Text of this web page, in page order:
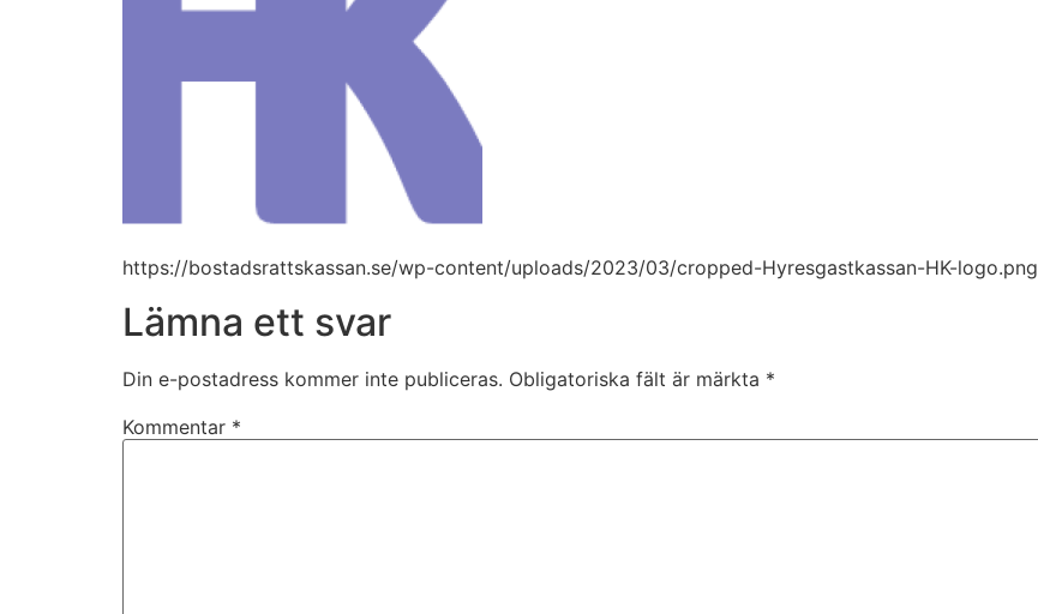
https://bostadsrattskassan.se/wp-content/uploads/2023/03/cropped-Hyresgastkassan-HK-logo.png
Lämna ett svar
Din e-postadress kommer inte publiceras. Obligatoriska fält är märkta *
Kommentar *